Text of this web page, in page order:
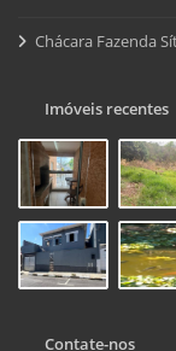
Chácara Fazenda
Imóveis recentes
Contate-nos